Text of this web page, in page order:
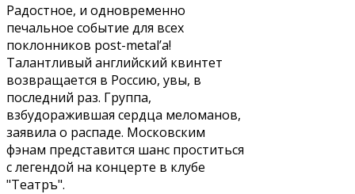
Радостное, и одновременно
печальное событие для всех
поклонников post-metal’а!
Талантливый английский квинтет
возвращается в Россию, увы, в
последний раз. Группа,
взбудоражившая сердца меломанов,
заявила о распаде. Московским
фэнам представится шанс проститься
с легендой на концерте в клубе
"Театръ".